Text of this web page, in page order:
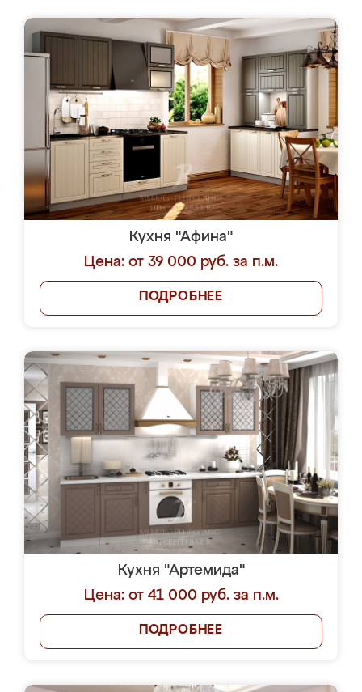
Кухня "Афина"
Цена: от 39 000 руб. за п.м.
ПОДРОБНЕЕ
Кухня "Артемида"
Цена: от 41 000 руб. за п.м.
ПОДРОБНЕЕ